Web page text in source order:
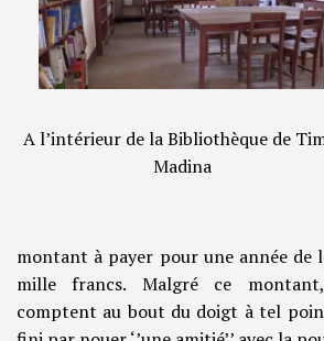
A l’intérieur de la Bibliothèque de
Madina
montant à payer pour une année de
mille francs. Malgré ce
comptent au bout du doigt à tel